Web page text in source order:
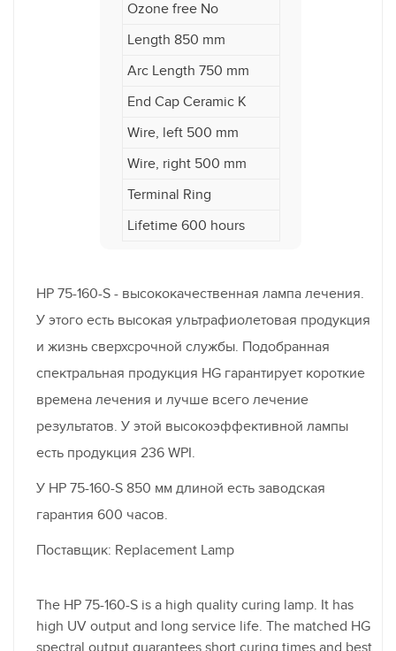
Ozone free No
Length 850 mm
Arc Length 750 mm
End Cap Ceramic K
Wire, left 500 mm
Wire, right 500 mm
Terminal Ring
Lifetime 600 hours
HP 75-160-S - высококачественная лампа лечения.
У этого есть высокая ультрафиолетовая продукция
и жизнь сверхсрочной службы. Подобранная
спектральная продукция HG гарантирует короткие
времена лечения и лучше всего лечение
результатов. У этой высокоэффективной лампы
есть продукция 236 WPI.
У HP 75-160-S 850 мм длиной есть заводская
гарантия 600 часов.
Поставщик: Replacement Lamp
The HP 75-160-S is a high quality curing lamp. It has
high UV output and long service life. The matched HG
spectral output guarantees short curing times and best